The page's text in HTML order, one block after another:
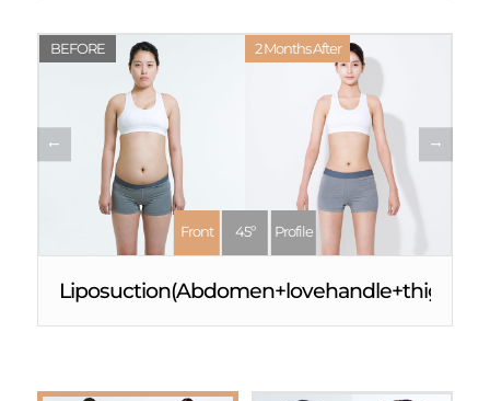
BEFORE 2 Months After
Front 45º Profile
Liposuction(Abdomen+lovehandle+thigh)